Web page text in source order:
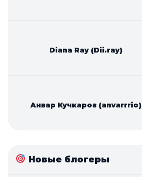
Diana Ray (Dii.ray)
Анвар Кучкаров (anvarrrio)
Новые блогеры